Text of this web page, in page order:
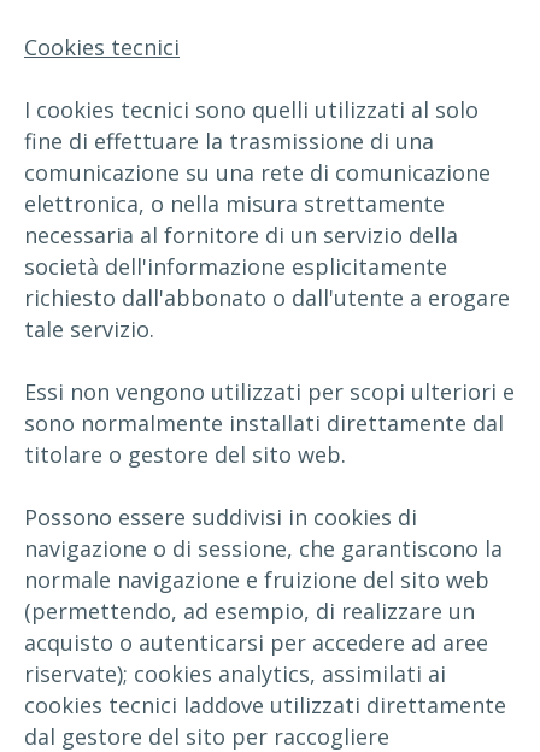
Cookies tecnici
I cookies tecnici sono quelli utilizzati al solo
fine di effettuare la trasmissione di una
comunicazione su una rete di comunicazione
elettronica, o nella misura strettamente
necessaria al fornitore di un servizio della
società dell'informazione esplicitamente
richiesto dall'abbonato o dall'utente a erogare
tale servizio.
Essi non vengono utilizzati per scopi ulteriori e
sono normalmente installati direttamente dal
titolare o gestore del sito web.
Possono essere suddivisi in cookies di
navigazione o di sessione, che garantiscono la
normale navigazione e fruizione del sito web
(permettendo, ad esempio, di realizzare un
acquisto o autenticarsi per accedere ad aree
riservate); cookies analytics, assimilati ai
cookies tecnici laddove utilizzati direttamente
dal gestore del sito per raccogliere